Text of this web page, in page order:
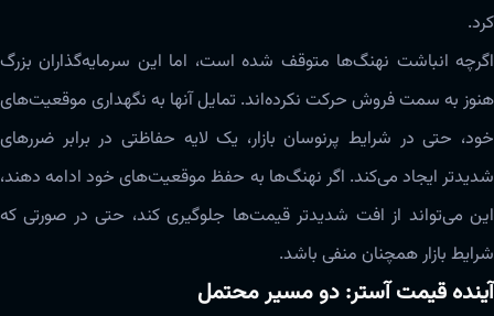
کرد.
اگرچه انباشت نهنگ‌ها متوقف شده است، اما این سرمایه‌گذاران بزرگ
هنوز به سمت فروش حرکت نکرده‌اند. تمایل آنها به نگهداری موقعیت‌های
خود، حتی در شرایط پرنوسان بازار، یک لایه حفاظتی در برابر ضررهای
شدیدتر ایجاد می‌کند. اگر نهنگ‌ها به حفظ موقعیت‌های خود ادامه دهند،
این می‌تواند از افت شدیدتر قیمت‌ها جلوگیری کند، حتی در صورتی که
شرایط بازار همچنان منفی باشد.
آینده قیمت آستر: دو مسیر محتمل